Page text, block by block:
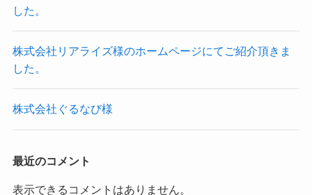
した。
株式会社リアライズ様のホームページにてご紹介頂きま
した。
株式会社ぐるなび様
最近のコメント
表示できるコメントはありません。